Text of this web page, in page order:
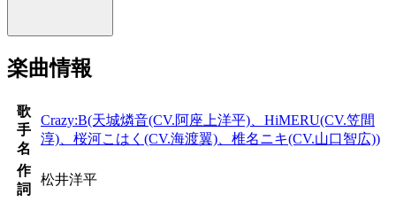
楽曲情報
歌
手
名
Crazy:B(天城燐音(CV.阿座上洋平)、HiMERU(CV.笠間
淳)、桜河こはく(CV.海渡翼)、椎名ニキ(CV.山口智広))
作
詞
松井洋平